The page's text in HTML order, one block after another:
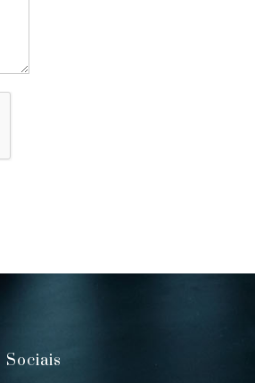
Sociais